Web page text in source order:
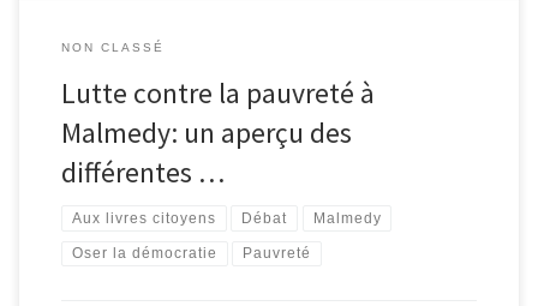
NON CLASSÉ
Lutte contre la pauvreté à
Malmedy: un aperçu des
différentes …
Aux livres citoyens Débat Malmedy
Oser la démocratie Pauvreté